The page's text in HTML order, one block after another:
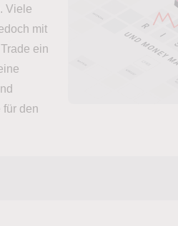
Viele
mit
ein
den